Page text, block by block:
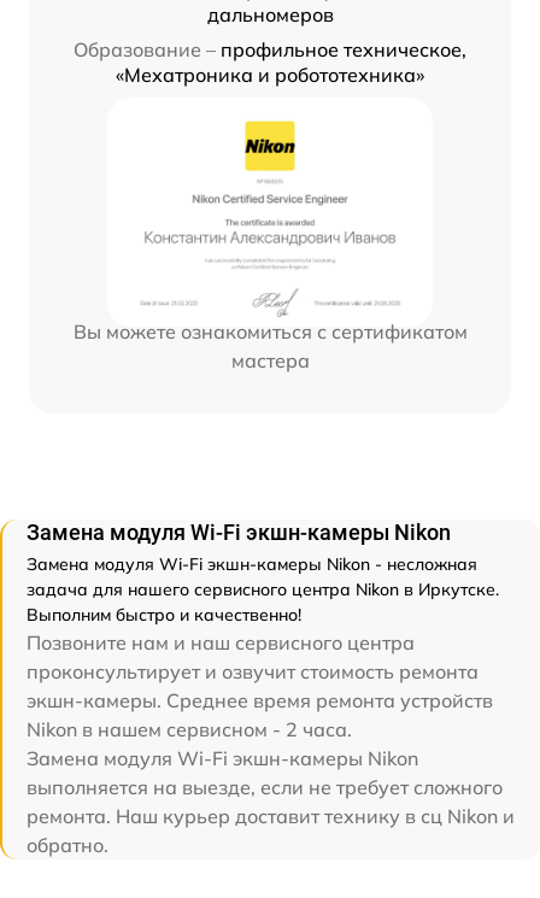
дальномеров
Образование – профильное техническое,
«Мехатроника и робототехника»
Вы можете ознакомиться с сертификатом
мастера
Замена модуля Wi-Fi экшн-камеры Nikon
Замена модуля Wi-Fi экшн-камеры Nikon - несложная
задача для нашего сервисного центра Nikon в Иркутске.
Выполним быстро и качественно!
Позвоните нам и наш сервисного центра
проконсультирует и озвучит стоимость ремонта
экшн-камеры. Среднее время ремонта устройств
Nikon в нашем сервисном - 2 часа.
Замена модуля Wi-Fi экшн-камеры Nikon
выполняется на выезде, если не требует сложного
ремонта. Наш курьер доставит технику в сц Nikon и
обратно.